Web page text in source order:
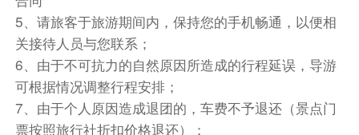
5、请旅客于旅游期间内，保持您的手机畅通，以便相
关接待人员与您联系；
6、由于不可抗力的自然原因所造成的行程延误，导游
可根据情况调整行程安排；
7、由于个人原因造成退团的，车费不予退还（景点门
票按照旅行社折扣价格退还）；